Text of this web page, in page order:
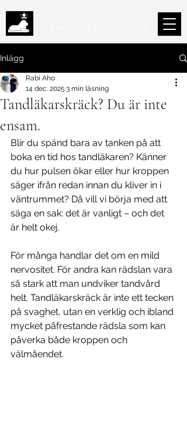
Inlägg
Tandläkarskräck? Du är inte
ensam.
Rabi Aho
14 dec. 2025 3 min läsning
Blir du spänd bara av tanken på att
boka en tid hos tandläkaren? Känner
du hur pulsen ökar eller hur kroppen
säger ifrån redan innan du kliver in i
väntrummet? Då vill vi börja med att
säga en sak: det är vanligt – och det
är helt okej.
För många handlar det om en mild
nervositet. För andra kan rädslan vara
så stark att man undviker tandvård
helt. Tandläkarskräck är inte ett tecken
på svaghet, utan en verklig och ibland
mycket påfrestande rädsla som kan
påverka både kroppen och
välmåendet.